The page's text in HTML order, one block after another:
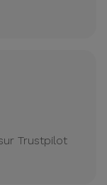
Trustpilot